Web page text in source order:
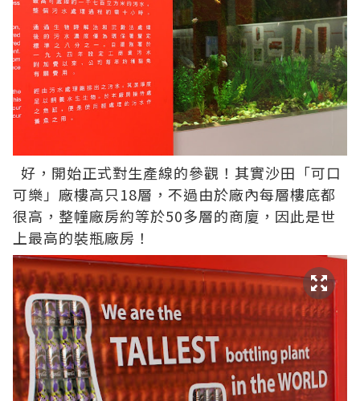
好，開始正式對生產線的參觀！其實沙田「可口
可樂」廠樓高只18層，不過由於廠內每層樓底都
很高，整幢廠房約等於50多層的商廈，因此是世
上最高的裝瓶廠房！